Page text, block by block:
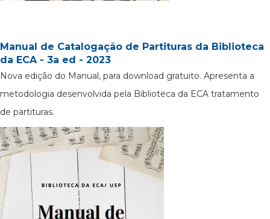
Manual de Catalogação de Partituras da Biblioteca
da ECA - 3a ed - 2023
Nova edição do Manual, para download gratuito. Apresenta a
metodologia desenvolvida pela Biblioteca da ECA tratamento
de partituras.